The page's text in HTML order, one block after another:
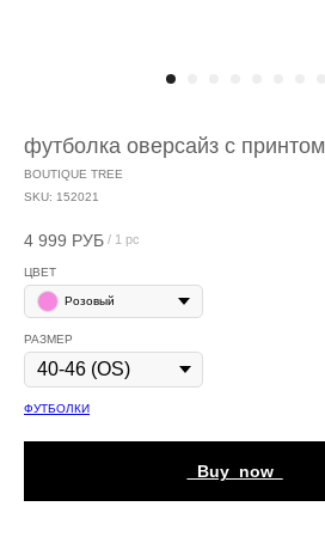
футболка оверсайз с принтом
BOUTIQUE TREE
SKU: 152021
4 999 РУБ / 1 pc
ЦВЕТ
Розовый
РАЗМЕР
ФУТБОЛКИ
_Buy_now_